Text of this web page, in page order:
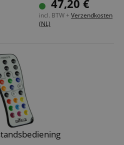
47,20 €
incl. BTW + Verzendkosten
(NL)